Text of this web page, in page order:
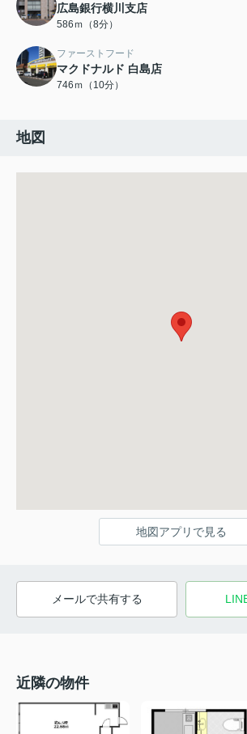
広島銀行横川支店
586ｍ（8分）
ファーストフード
マクドナルド 白島店
746ｍ（10分）
地図
地図アプリで見る
メールで共有する
近隣の物件